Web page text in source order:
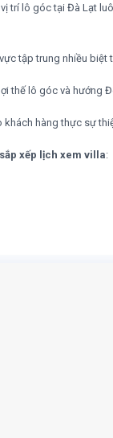
trí lô góc tại Đà Lạt
tập trung nhiều biệt
thế lô góc và hướng
khách hàng thực sự
xếp lịch xem villa: